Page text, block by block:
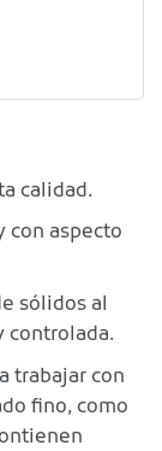
calidad.
con aspecto
sólidos al
controlada.
trabajar con
fino, como